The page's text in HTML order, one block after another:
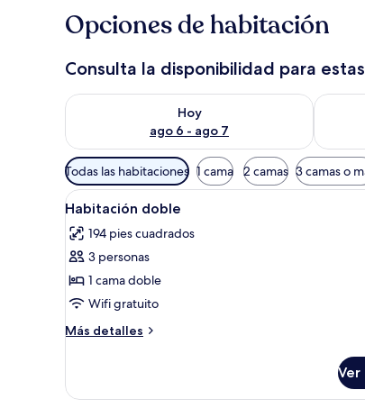
Opciones de habitación
Consulta la disponibilidad para
Hoy
ago 6 - ago 7
Consulta la disponibilidad para hoy ago 6 -
Filtros
disponibles
para
las
habitaciones
Todas las habitaciones 1 cama 2 camas 3 camas o
Abrir
todas
las
fotos
de
Habitación
doble
Una cama con
10
Habitación doble
194 pies cuadrados
3 personas
1 cama doble
Wifi gratuito
Más detalles
Más
doble
Ver